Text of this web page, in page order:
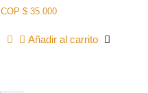
COP $35.000
Añadir al carrito